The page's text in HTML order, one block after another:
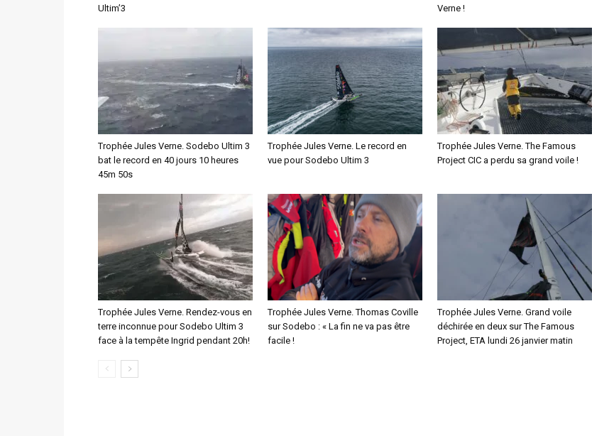
Ultim’3
Verne !
Trophée Jules Verne. Sodebo Ultim 3
bat le record en 40 jours 10 heures
45m 50s
Trophée Jules Verne. Le record en
vue pour Sodebo Ultim 3
Trophée Jules Verne. The Famous
Project CIC a perdu sa grand voile !
Trophée Jules Verne. Rendez-vous en
terre inconnue pour Sodebo Ultim 3
face à la tempête Ingrid pendant 20h!
Trophée Jules Verne. Thomas Coville
sur Sodebo : « La fin ne va pas être
facile !
Trophée Jules Verne. Grand voile
déchirée en deux sur The Famous
Project, ETA lundi 26 janvier matin